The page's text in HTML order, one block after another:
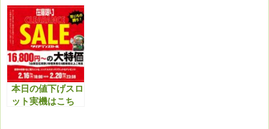
パチスロ バイオ
ハザード7 レジデ
ント イービルが
狙い時！！
本日の値下げスロ
ット実機はこち